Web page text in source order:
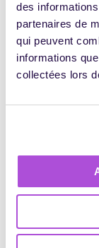
des
partenaires de
qui peuvent
informations
collectées lors
Pour le
différentes. À
objectifs et de
à